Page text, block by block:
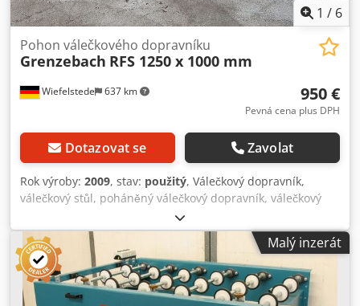
1 / 6
Wiefelstede 637 km
Pohon válečkového dopravníku
Grenzebach RFS 1250 x 1000 mm
950 €
Pevná cena plus DPH
Dotazovat se Zavolat
Rok výroby: 2009, stav: použitý, Válečkový dopravník,
válečkový stůl, poháněný válečkový dopravník, válečkový
dopravník -Výrobce: Grenzebach, válečkový dopravník typu
RFS stabilní konstrukce Credpfx Apetlzfcs Aef -Hnací motor:
0,18 kW 76 ot/min. -Mezerní rozměr: 1000 mm -Délka
dopravníku: 1250 mm -Středová vzdálenost: 250 mm -
Rozteč válečků: 250 mm -Válečky: pogumované -Výška
dopravníku: nastavitelná -počet: k dispozici 9x válečkový
Malý inzerát